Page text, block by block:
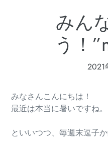
みん
う！
2021
みなさんこんにちは！
最近は本当に暑いですね。
といいつつ、毎週末逗子